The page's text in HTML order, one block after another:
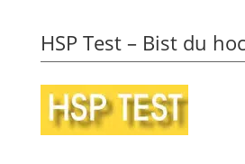
HSP Test – Bist du